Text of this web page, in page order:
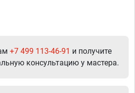
+7 499 113-46-91 и получите
консультацию у мастера.